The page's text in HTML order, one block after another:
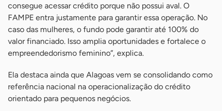
consegue acessar crédito porque não possui aval. O
FAMPE entra justamente para garantir essa operação. No
caso das mulheres, o fundo pode garantir até 100% do
valor financiado. Isso amplia oportunidades e fortalece o
empreendedorismo feminino”, explica.
Ela destaca ainda que Alagoas vem se consolidando como
referência nacional na operacionalização do crédito
orientado para pequenos negócios.